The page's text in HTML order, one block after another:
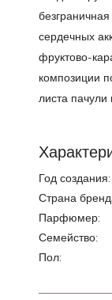
сердечных
фруктово-
композиции
листа пачули
Год создания:
Страна
Парфюмер:
Семейство:
Пол: